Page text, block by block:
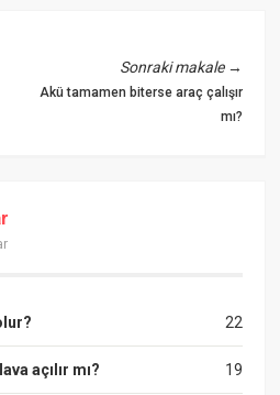
Sonraki makale→
Akü tamamen biterse araç çalışır
mı?
22
19
açılır mı?